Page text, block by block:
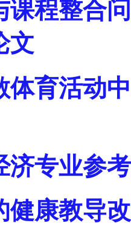
课程整合
文
体育活动
济专业参
健康教导